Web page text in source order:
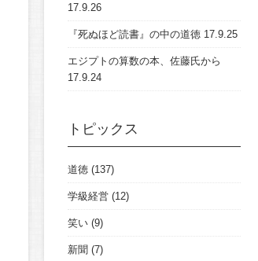
17.9.26
『死ぬほど読書』の中の道徳 17.9.25
エジプトの算数の本、佐藤氏から
17.9.24
トピックス
道徳 (137)
学級経営 (12)
笑い (9)
新聞 (7)